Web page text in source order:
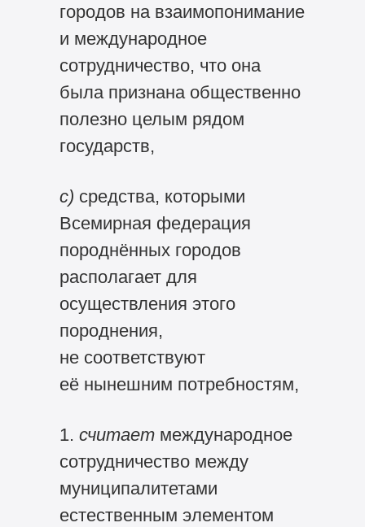
городов на взаимопонимание
и международное
сотрудничество, что она
была признана общественно
полезно целым рядом
государств,
с) средства, которыми
Всемирная федерация
породнённых городов
располагает для
осуществления этого
породнения,
не соответствуют
её нынешним потребностям,
1. считает международное
сотрудничество между
муниципалитетами
естественным элементом